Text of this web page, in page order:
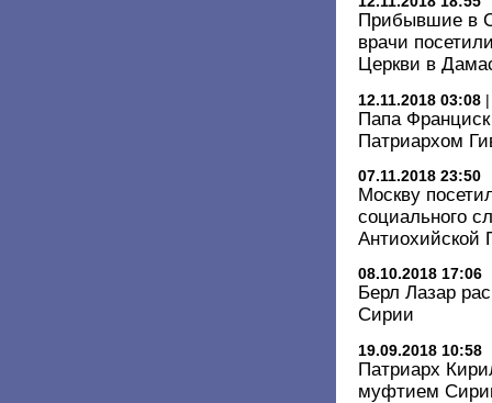
Прибывшие в
врачи
Церкви в
12.11.2018 03:08
Папа
Патриархом
07.11.2018 23:50
Москву
социального
Антиохийской
08.10.2018 17:06
Берл Лазар
Сирии
19.09.2018 10:58
Патриарх
муфтием